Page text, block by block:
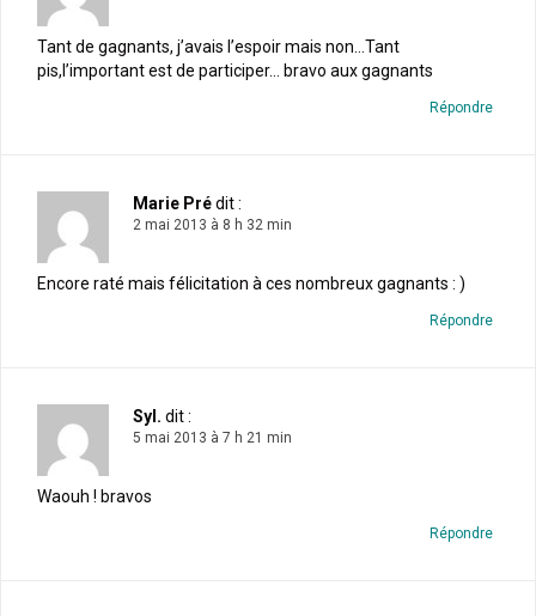
Tant de gagnants, j’avais l’espoir mais non…Tant
pis,l’important est de participer… bravo aux gagnants
Répondre
Marie Prédit :
2 mai 2013 à 8 h 32 min
Encore raté mais félicitation à ces nombreux gagnants : )
Répondre
Syl. dit :
5 mai 2013 à 7 h 21 min
Waouh ! bravos
Répondre